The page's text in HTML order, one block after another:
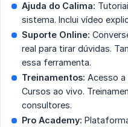
Ajuda do Calima:
sistema. Inclui vídeo
Suporte Online:
real para tirar dúvidas.
essa ferramenta.
Treinamentos: Acesso a
Cursos ao vivo.
consultores.
Pro Academy: